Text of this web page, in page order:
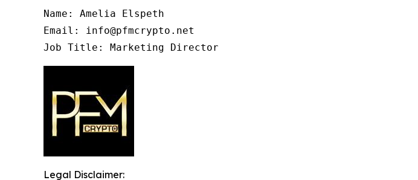
Name: Amelia Elspeth
Email: info@pfmcrypto.net
Job Title: Marketing Director
Legal Disclaimer: